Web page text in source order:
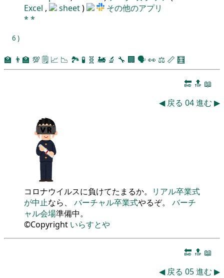
Excel , sheet)
その他のアプリ
* *
6 )
🏫 👨‍🏫 💯 🗒️ 📈 📉 🏞 🧪 🧬 🚂 🔬 🔧 🏢 🗣️👀 ⚖️ 📏 🧮
🔚 🔝 📖
◀ 戻る 04進む ▶
コロナウイルスに負けてたまるか。
リアル卒業式
が中止なら、 バーチャル卒業式やるぞ。 バーチ
ャル会場準備中。
©Copyright いらすとや
🔚 🔝 📖
◀戻る 05進む ▶